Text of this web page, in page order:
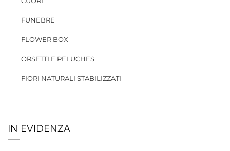
FUNEBRE
FLOWER BOX
ORSETTI E PELUCHES
FIORI NATURALI STABILIZZATI
IN EVIDENZA